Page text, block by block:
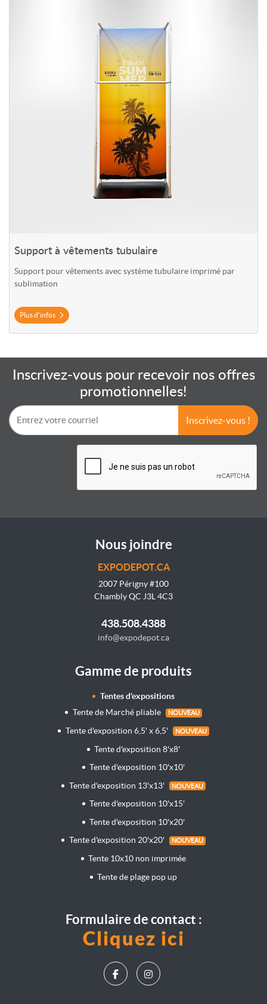
Support à vêtements tubulaire
Support pour vêtements avec système tubulaire imprimé par
sublimation
Plus d'infos
Inscrivez-vous pour recevoir nos offres
promotionnelles!
Inscrivez-vous !
Nous joindre
EXPODEPOT.CA
2007 Périgny #100
Chambly QC J3L 4C3
438.508.4388
info@expodepot.ca
Gamme de produits
Tentes d'expositions
Tente de Marché pliable
NOUVEAU
Tente d'exposition 6,5' x 6,5' NOUVEAU
Tente d'exposition 8'x8'
Tente d'exposition 10'x10'
Tente d'exposition 13'x13'
NOUVEAU
Tente d'exposition 10'x15'
Tente d'exposition 10'x20'
Tente d'exposition 20'x20'
NOUVEAU
Tente 10x10 non imprimée
Tente de plage pop up
Formulaire de contact :
Cliquez ici